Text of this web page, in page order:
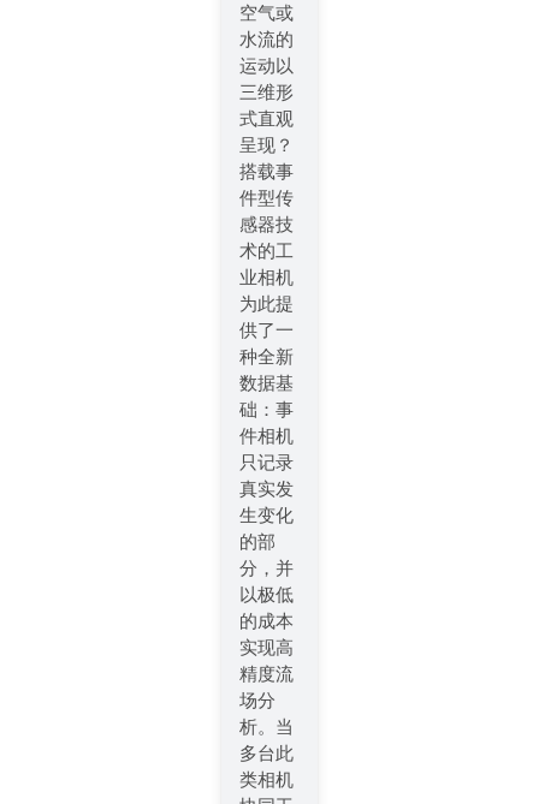
空气或
水流的
运动以
三维形
式直观
呈现？
搭载事
件型传
感器技
术的工
业相机
为此提
供了一
种全新
数据基
础：事
件相机
只记录
真实发
生变化
的部
分，并
以极低
的成本
实现高
精度流
场分
析。当
多台此
类相机